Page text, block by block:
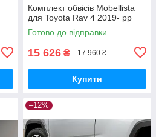
Комплект обвісів Mobellista
для Toyota Rav 4 2019- рр
Готово до відправки
15 626 ₴ 17 960 ₴
Купити
–12%